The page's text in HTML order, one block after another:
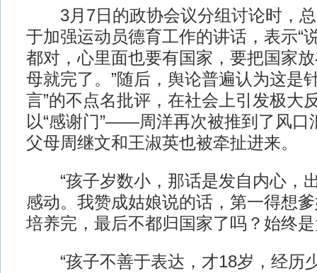
3月7日的政协会议分组讨论时，总
于加强运动员德育工作的讲话，表示“
都对，心里面也要有国家，要把国家
母就完了。”随后，舆论普遍认为这是
言”的不点名批评，在社会上引发极大
以“感谢门”——周洋再次被推到了风口
父母周继文和王淑英也被牵扯进来。
“孩子岁数小，那话是发自内心，
感动。我赞成姑娘说的话，第一得想
培养完，最后不都归国家了吗？始终
“孩子不善于表达，才18岁，经历